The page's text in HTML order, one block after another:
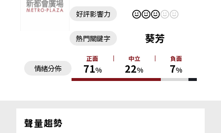
好評影響力
情緒分佈
正面
71%
中立
22%
負面
7%
熱門關鍵字 葵芳
聲量趨勢